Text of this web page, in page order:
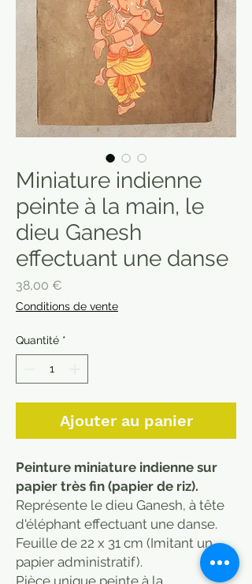
Miniature indienne
peinte à la main, le
dieu Ganesh
effectuant une danse
38,00 €
Conditions de vente
Quantité *
Ajouter au panier
Peinture miniature indienne sur
papier très fin (papier de riz).
Représente le dieu Ganesh, à tête
d'éléphant effectuant une danse.
Feuille de 22 x 31 cm (Imitant un
papier administratif).
Pièce unique peinte à la